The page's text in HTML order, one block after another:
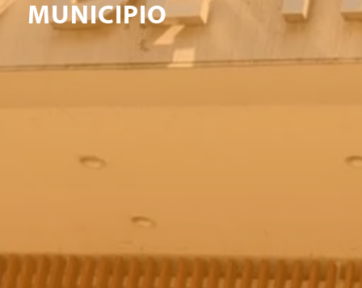
MUNICIPIO